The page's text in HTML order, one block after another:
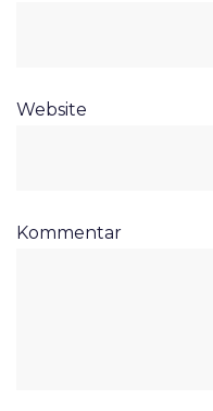
Website
Kommentar